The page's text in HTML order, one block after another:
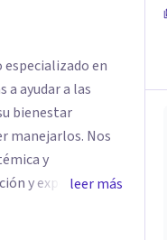
en
ayudar a las
bienestar
manejarlos. Nos
y
y experiencia.
de
de cada
leer más